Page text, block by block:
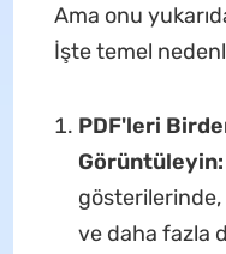
Ama onu
İşte temel
PDF'leri
Görüntüleyin:
ve daha fazla